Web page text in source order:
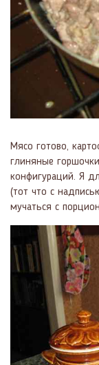
Мясо готово,
глиняные
конфигураций. Я
(тот что с
мучаться с